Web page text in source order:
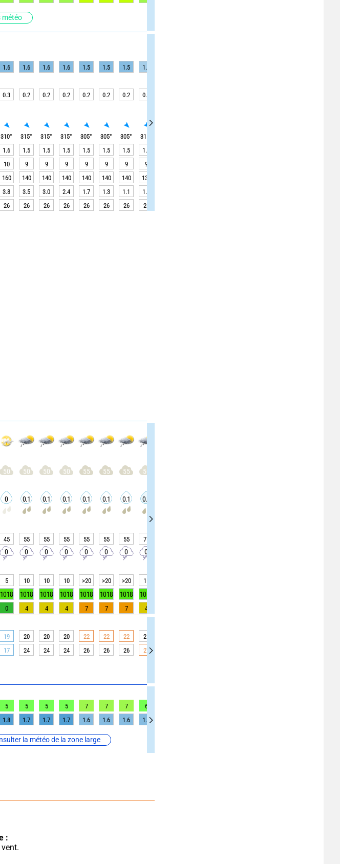
météo
la météo de la zone large
1.6 1.6 1.6 1.6 1.5 1.5 1.5 1.3
0.3 0.2 0.2 0.2 0.2 0.2 0.2 0.1
310° 315° 315° 315° 305° 305° 305° 315
1.6 1.5 1.5 1.5 1.5 1.5 1.5 1.3
10 9 9 9 9 9 9 9
160 140 140 140 140 140 140 130
3.8 3.5 3.0 2.4 1.7 1.3 1.1 1.3
26 26 26 26 26 26 26 26
50 50 50 50 55 55 55 50
0 0.1 0.1 0.1 0.1 0.1 0.1 0.2
45 55 55 55 55 55 55 75
0 0 0 0 0 0 0 0
5 10 10 10 >20 >20 >20 15
1018 1018 1018 1018 1018 1018 1018 1018
0 4 4 4 7 7 7 4
19 20 20 20 22 22 22 21
17 24 24 24 26 26 26 27
5 5 5 5 7 7 7 6
1.8 1.7 1.7 1.7 1.6 1.6 1.6 1.5
: